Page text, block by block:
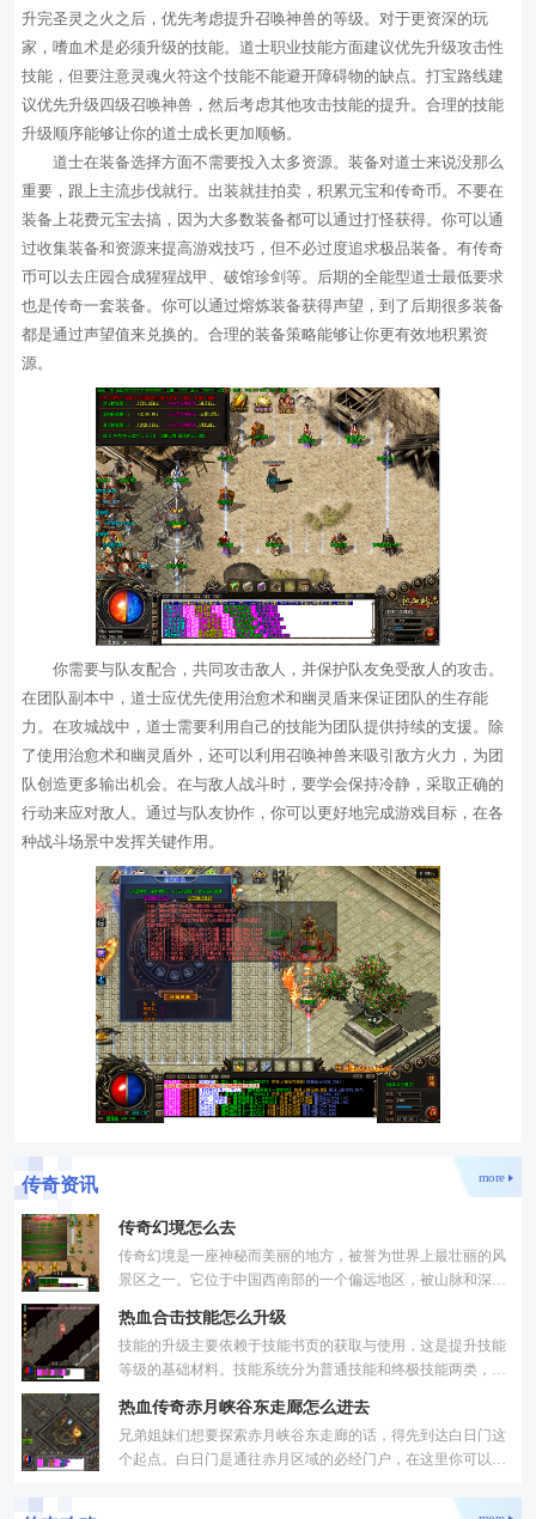
升完圣灵之火之后，优先考虑提升召唤神兽的等级。对于更资深的玩
家，嗜血术是必须升级的技能。道士职业技能方面建议优先升级攻击性
技能，但要注意灵魂火符这个技能不能避开障碍物的缺点。打宝路线建
议优先升级四级召唤神兽，然后考虑其他攻击技能的提升。合理的技能
升级顺序能够让你的道士成长更加顺畅。
道士在装备选择方面不需要投入太多资源。装备对道士来说没那么
重要，跟上主流步伐就行。出装就挂拍卖，积累元宝和传奇币。不要在
装备上花费元宝去搞，因为大多数装备都可以通过打怪获得。你可以通
过收集装备和资源来提高游戏技巧，但不必过度追求极品装备。有传奇
币可以去庄园合成猩猩战甲、破馆珍剑等。后期的全能型道士最低要求
也是传奇一套装备。你可以通过熔炼装备获得声望，到了后期很多装备
都是通过声望值来兑换的。合理的装备策略能够让你更有效地积累资
源。
你需要与队友配合，共同攻击敌人，并保护队友免受敌人的攻击。
在团队副本中，道士应优先使用治愈术和幽灵盾来保证团队的生存能
力。在攻城战中，道士需要利用自己的技能为团队提供持续的支援。除
了使用治愈术和幽灵盾外，还可以利用召唤神兽来吸引敌方火力，为团
队创造更多输出机会。在与敌人战斗时，要学会保持冷静，采取正确的
行动来应对敌人。通过与队友协作，你可以更好地完成游戏目标，在各
种战斗场景中发挥关键作用。
传奇资讯 more
传奇幻境怎么去
传奇幻境是一座神秘而美丽的地方，被誉为世界上最壮丽的风
景区之一。它位于中国西南部的一个偏远地区，被山脉和深谷
热血合击技能怎么升级
技能的升级主要依赖于技能书页的获取与使用，这是提升技能
等级的基础材料。技能系统分为普通技能和终极技能两类，普
热血传奇赤月峡谷东走廊怎么进去
兄弟姐妹们想要探索赤月峡谷东走廊的话，得先到达白日门这
个起点。白日门是通往赤月区域的必经门户，在这里你可以找